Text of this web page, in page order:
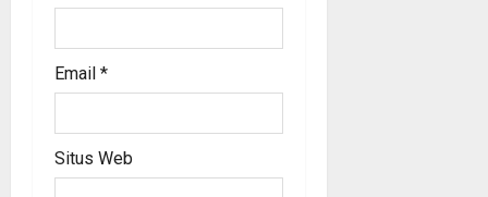
Email *
Situs Web